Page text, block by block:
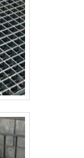
itens como
com
também
através de
que
Também
eficiência da
que tem sido
pela